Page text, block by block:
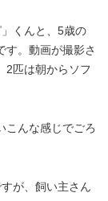
くんと、5歳の
す。動画が撮影さ
2匹は朝からソフ
こんな感じでごろ
が、飼い主さん